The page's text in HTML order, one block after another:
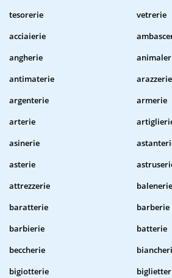
tesorerie
vetrerie
acciaierie
angherie
antimaterie
arazzerie
argenterie
armerie
arterie
asinerie
asterie
attrezzerie
balenerie
baratterie
barberie
barbierie
batterie
beccherie
bigiotterie